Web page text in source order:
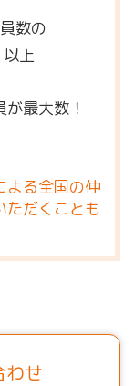
数の
上
最大数！
よる全国の仲
ただくことも
わせ